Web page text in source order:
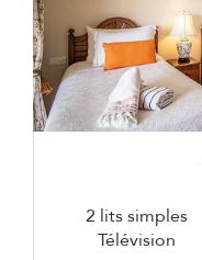
2 lits simples
Télévision